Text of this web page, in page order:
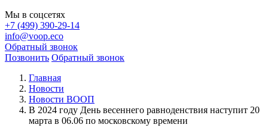
Мы в соцсетях
+7 (499) 390-29-14
info@voop.eco
Обратный звонок
Позвонить Обратный звонок
Главная
Новости
Новости ВООП
В 2024 году День весеннего равноденствия наступит 20
марта в 06.06 по московскому времени